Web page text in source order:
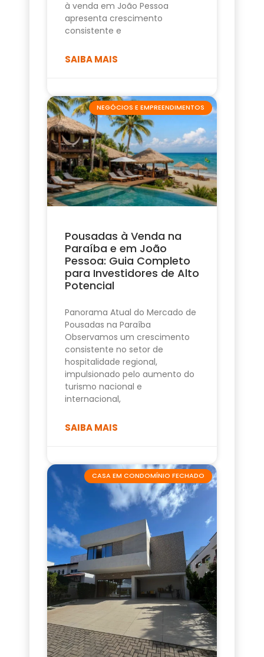
à venda em João Pessoa
apresenta crescimento
consistente e
SAIBA MAIS
NEGÓCIOS E EMPREENDIMENTOS
Pousadas à Venda na
Paraíba e em João
Pessoa: Guia Completo
para Investidores de Alto
Potencial
Panorama Atual do Mercado de
Pousadas na Paraíba
Observamos um crescimento
consistente no setor de
hospitalidade regional,
impulsionado pelo aumento do
turismo nacional e
internacional,
SAIBA MAIS
CASA EM CONDOMÍNIO FECHADO